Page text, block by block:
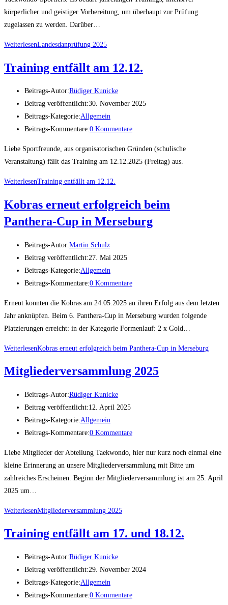
körperlicher und geistiger Vorbereitung, um überhaupt zur Prüfung
zugelassen zu werden. Darüber…
WeiterlesenLandesdanprüfung 2025
Training entfällt am 12.12.
Beitrags-Autor:Rüdiger Kunicke
Beitrag veröffentlicht:30. November 2025
Beitrags-Kategorie:Allgemein
Beitrags-Kommentare:0 Kommentare
Liebe Sportfreunde, aus organisatorischen Gründen (schulische
Veranstaltung) fällt das Training am 12.12.2025 (Freitag) aus.
WeiterlesenTraining entfällt am 12.12.
Kobras erneut erfolgreich beim
Panthera-Cup in Merseburg
Beitrags-Autor:Martin Schulz
Beitrag veröffentlicht:27. Mai 2025
Beitrags-Kategorie:Allgemein
Beitrags-Kommentare:0 Kommentare
Erneut konnten die Kobras am 24.05.2025 an ihren Erfolg aus dem letzten
Jahr anknüpfen. Beim 6. Panthera-Cup in Merseburg wurden folgende
Platzierungen erreicht: in der Kategorie Formenlauf: 2 x Gold…
WeiterlesenKobras erneut erfolgreich beim Panthera-Cup in Merseburg
Mitgliederversammlung 2025
Beitrags-Autor:Rüdiger Kunicke
Beitrag veröffentlicht:12. April 2025
Beitrags-Kategorie:Allgemein
Beitrags-Kommentare:0 Kommentare
Liebe Mitglieder der Abteilung Taekwondo, hier nur kurz noch einmal eine
kleine Erinnerung an unsere Mitgliederversammlung mit Bitte um
zahlreiches Erscheinen. Beginn der Mitgliederversammlung ist am 25. April
2025 um…
WeiterlesenMitgliederversammlung 2025
Training entfällt am 17. und 18.12.
Beitrags-Autor:Rüdiger Kunicke
Beitrag veröffentlicht:29. November 2024
Beitrags-Kategorie:Allgemein
Beitrags-Kommentare:0 Kommentare